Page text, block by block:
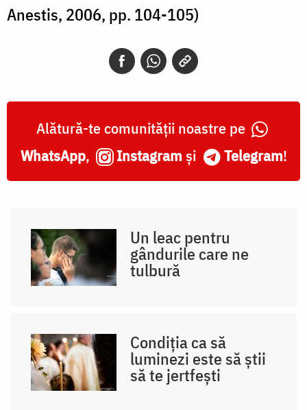
Anestis, 2006, pp. 104-105)
Alătură-te comunității noastre pe
WhatsApp, Instagram și Telegram!
Un leac pentru
gândurile care ne
tulbură
Condiția ca să
luminezi este să știi
să te jertfești